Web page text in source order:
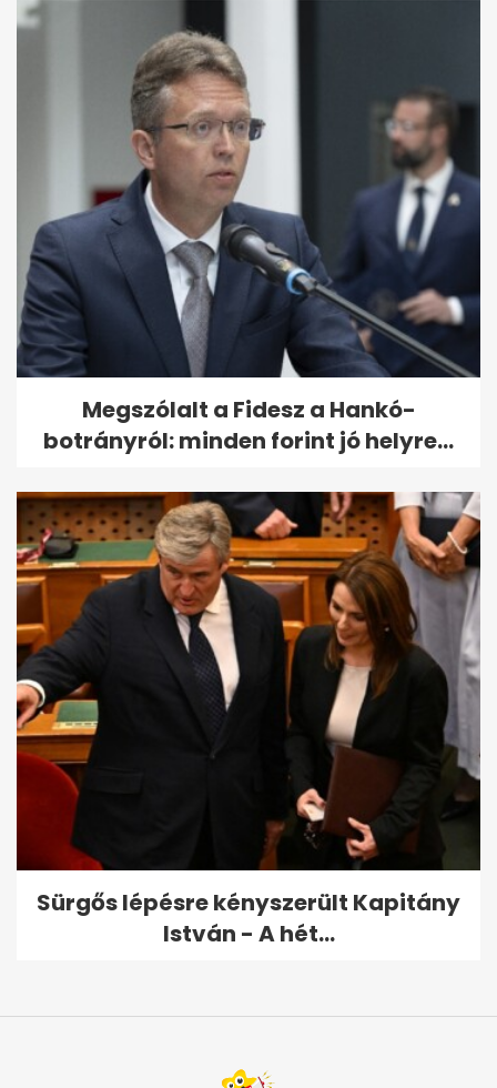
Megszólalt a Fidesz a Hankó-
botrányról: minden forint jó helyre...
Sürgős lépésre kényszerült Kapitány
István - A hét...